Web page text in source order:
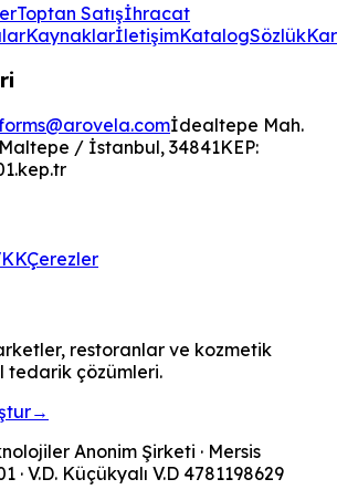
Toptan Satışİhracat
KaynaklarİletişimKatalogSözlük
İdealtepe Mah.
/ İstanbul, 34841KEP:
Çerezler
restoranlar ve kozmetik
tedarik çözümleri.
→
Anonim Şirketi · Mersis
· V.D. Küçükyalı V.D 4781198629